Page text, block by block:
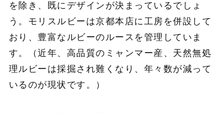
を除き、既にデザインが決まっているでしょ
う。モリスルビーは京都本店に工房を併設して
おり、豊富なルビーのルースを管理していま
す。（近年、高品質のミャンマー産、天然無処
理ルビーは採掘され難くなり、年々数が減って
いるのが現状です。）